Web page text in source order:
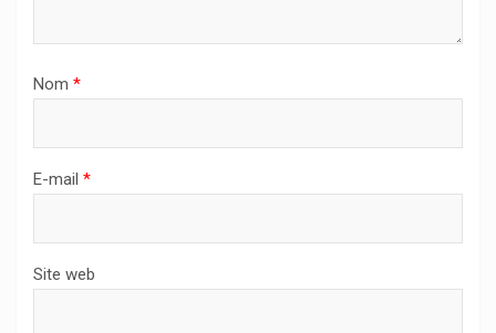
Nom *
E-mail *
Site web